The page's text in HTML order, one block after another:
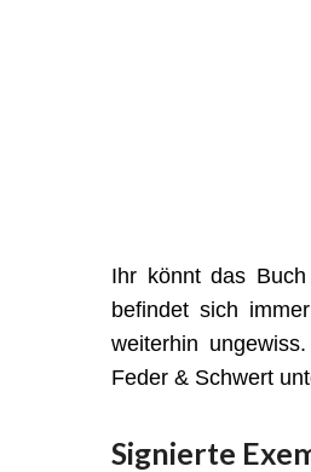
Ihr könnt das
befindet sich
weiterhin
Feder & Schwert
Signierte